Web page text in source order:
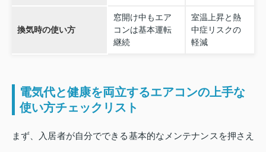
換気時の使い方
窓開け中もエア
コンは基本運転
継続
室温上昇と熱
中症リスクの
軽減
電気代と健康を両立するエアコンの上手な
使い方チェックリスト
まず、入居者が自分でできる基本的なメンテナンスを押さえ